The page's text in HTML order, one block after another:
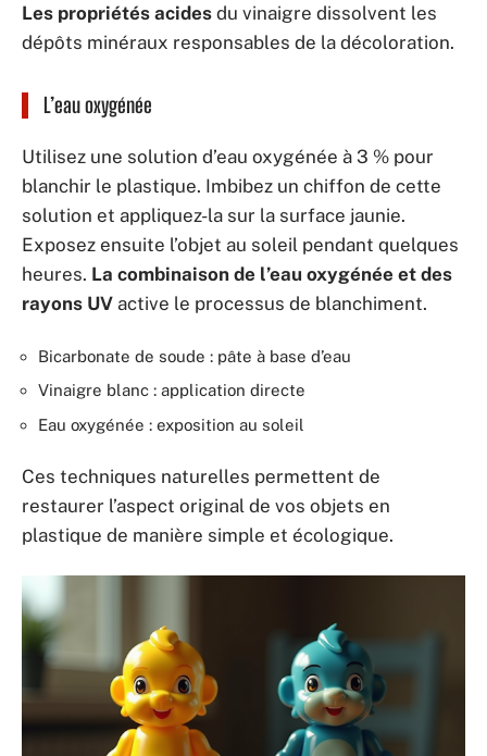
Les propriétés acides du vinaigre dissolvent les
dépôts minéraux responsables de la décoloration.
L’eau oxygénée
Utilisez une solution d’eau oxygénée à 3 % pour
blanchir le plastique. Imbibez un chiffon de cette
solution et appliquez-la sur la surface jaunie.
Exposez ensuite l’objet au soleil pendant quelques
heures. La combinaison de l’eau oxygénée et des
rayons UV active le processus de blanchiment.
Bicarbonate de soude : pâte à base d’eau
Vinaigre blanc : application directe
Eau oxygénée : exposition au soleil
Ces techniques naturelles permettent de
restaurer l’aspect original de vos objets en
plastique de manière simple et écologique.